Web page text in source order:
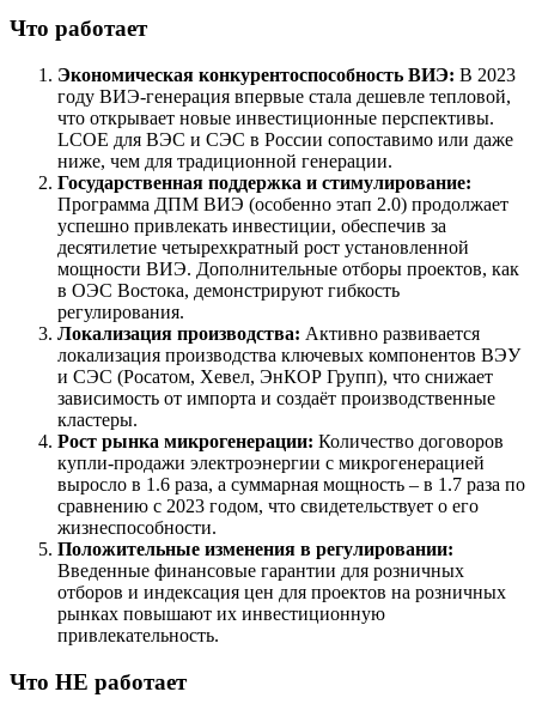
Что работает
Экономическая конкурентоспособность ВИЭ: В 2023
году ВИЭ-генерация впервые стала дешевле тепловой,
что открывает новые инвестиционные перспективы.
LCOE для ВЭС и СЭС в России сопоставимо или даже
ниже, чем для традиционной генерации.
Государственная поддержка и стимулирование:
Программа ДПМ ВИЭ (особенно этап 2.0) продолжает
успешно привлекать инвестиции, обеспечив за
десятилетие четырехкратный рост установленной
мощности ВИЭ. Дополнительные отборы проектов, как
в ОЭС Востока, демонстрируют гибкость
регулирования.
Локализация производства: Активно развивается
локализация производства ключевых компонентов ВЭУ
и СЭС (Росатом, Хевел, ЭнКОР Групп), что снижает
зависимость от импорта и создаёт производственные
кластеры.
Рост рынка микрогенерации: Количество договоров
купли-продажи электроэнергии с микрогенерацией
выросло в 1.6 раза, а суммарная мощность – в 1.7 раза по
сравнению с 2023 годом, что свидетельствует о его
жизнеспособности.
Положительные изменения в регулировании:
Введенные финансовые гарантии для розничных
отборов и индексация цен для проектов на розничных
рынках повышают их инвестиционную
привлекательность.
Что НЕ работает